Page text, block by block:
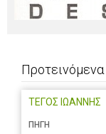
Προτεινόμενα
ΤΕΓΟΣ ΙΩΑΝΝΗΣ
ΠΗΓΗ